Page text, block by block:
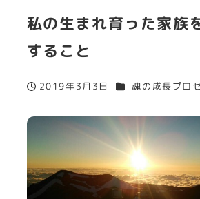
私の生まれ育った家族
すること
投稿日
2019年3月3日 カテゴリー
魂の成長プロ